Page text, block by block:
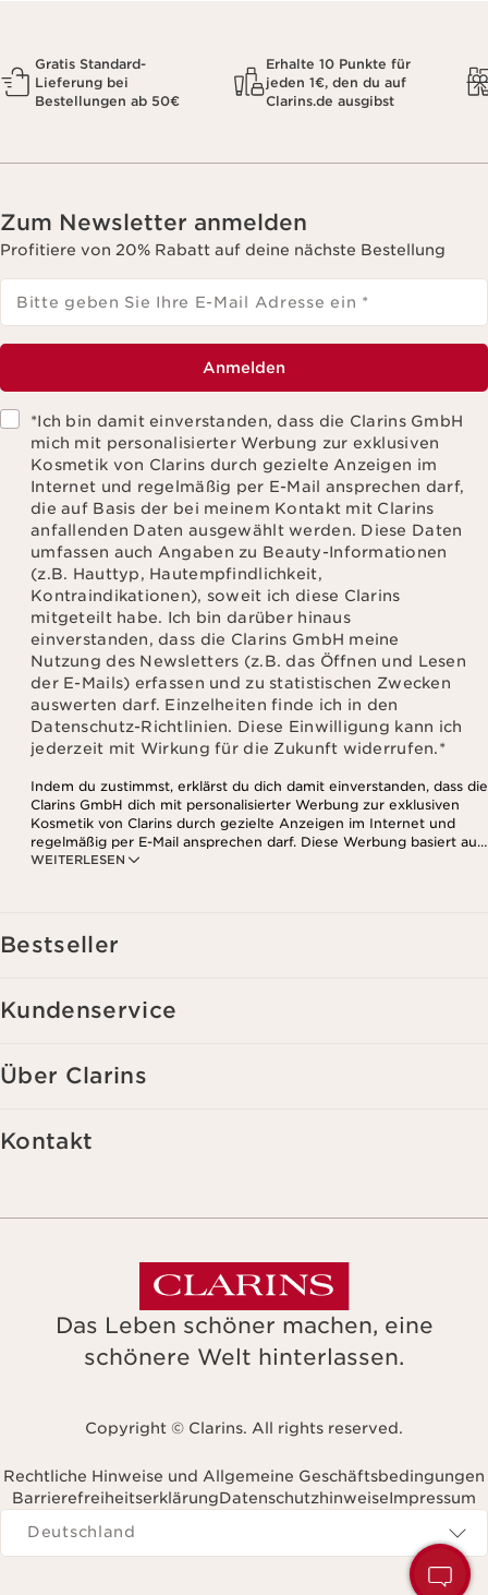
Gratis Standard-
Lieferung bei
Bestellungen ab 50€
Erhalte 10 Punkte für
jeden 1€, den du auf
Clarins.de ausgibst
Zum Newsletter anmelden
Profitiere von 20% Rabatt auf deine nächste Bestellung
Bitte geben Sie Ihre E-Mail Adresse ein *
Anmelden
*Ich bin damit einverstanden, dass die Clarins GmbH
mich mit personalisierter Werbung zur exklusiven
Kosmetik von Clarins durch gezielte Anzeigen im
Internet und regelmäßig per E-Mail ansprechen darf,
die auf Basis der bei meinem Kontakt mit Clarins
anfallenden Daten ausgewählt werden. Diese Daten
umfassen auch Angaben zu Beauty-Informationen
(z.B. Hauttyp, Hautempfindlichkeit,
Kontraindikationen), soweit ich diese Clarins
mitgeteilt habe. Ich bin darüber hinaus
einverstanden, dass die Clarins GmbH meine
Nutzung des Newsletters (z.B. das Öffnen und Lesen
der E-Mails) erfassen und zu statistischen Zwecken
auswerten darf. Einzelheiten finde ich in den
Datenschutz-Richtlinien. Diese Einwilligung kann ich
jederzeit mit Wirkung für die Zukunft widerrufen.*
WEITERLESEN
Indem du zustimmst, erklärst du dich damit einverstanden, dass die
Clarins GmbH dich mit personalisierter Werbung zur exklusiven
Kosmetik von Clarins durch gezielte Anzeigen im Internet und
regelmäßig per E-Mail ansprechen darf. Diese Werbung basiert auf
den Daten, die bei deinem Kontakt mit Clarins anfallen,
dein Nutzungsverhalten im Zusammenhang mit dem Newsletter
(z.B. das Öffnen und Lesen der E-Mails) erfassen und zu
kannst du jederzeit mit Wirkung für die Zukunft widerrufen.
Bestseller
Kundenservice
Über Clarins
Kontakt
Das Leben schöner machen, eine
schönere Welt hinterlassen.
Copyright © Clarins. All rights reserved.
Rechtliche Hinweise und Allgemeine Geschäftsbedingungen
BarrierefreiheitserklärungDatenschutzhinweiseImpressum
Navigates to
Deutschland